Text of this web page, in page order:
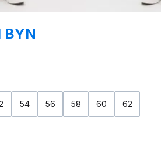
BYN
54 56 58 60 62